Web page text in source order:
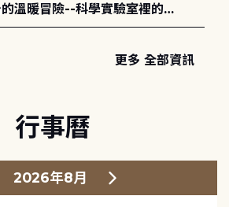
溫暖冒險--科學實驗室裡的放
更多 全部資訊
行事曆
2026年8月